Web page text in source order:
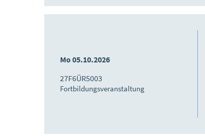
Mo 05.10.2026
27F6ÜR5003
Fortbildungsveranstaltung